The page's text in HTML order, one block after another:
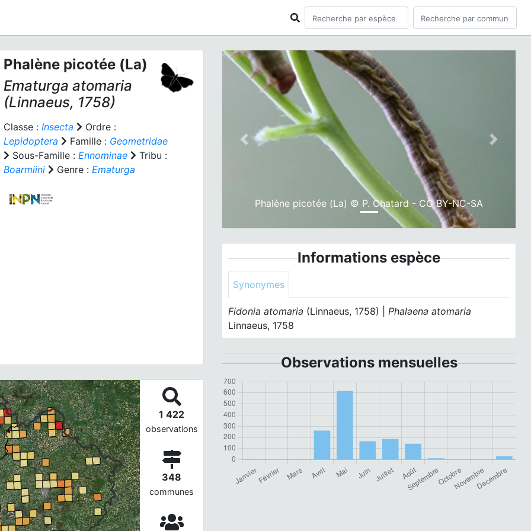
Phalène picotée (La)
Ematurga atomaria
(Linnaeus, 1758)
Classe : Insecta
Ordre :
Lepidoptera
Famille : Geometridae
Sous-Famille : Ennominae
Tribu :
Boarmiini
Genre : Ematurga
1 422
observations
348
communes
Phalène picotée (La) © P. Chatard - CC BY-NC-SA
Previous Next
Informations espèce
Synonymes
Fidonia atomaria (Linnaeus, 1758) |Phalaena atomaria
Linnaeus, 1758
Observations mensuelles